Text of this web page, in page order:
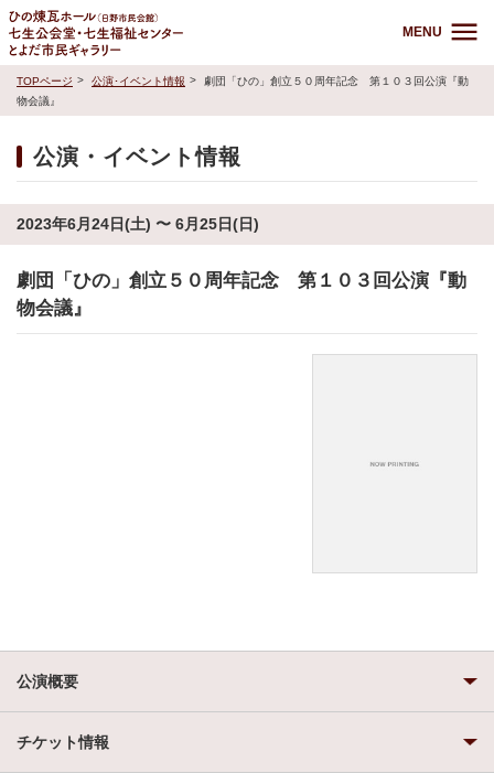
MENU
TOPページ 公演･イベント情報
劇団「ひの」創立５０周年記念 第１０３回公演『動
物会議』
公演・イベント情報
2023年6月24日(土) 〜 6月25日(日)
劇団「ひの」創立５０周年記念 第１０３回公演『動
物会議』
公演概要
チケット情報